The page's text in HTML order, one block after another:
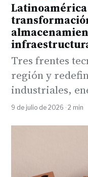
Tres frentes
región y
industriales,
9 de julio de 2026 · 2 min